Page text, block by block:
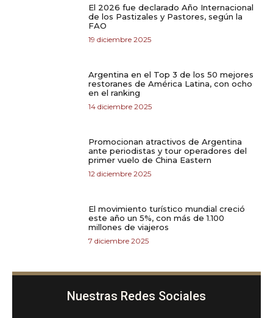
El 2026 fue declarado Año Internacional
de los Pastizales y Pastores, según la
FAO
19 diciembre 2025
Argentina en el Top 3 de los 50 mejores
restoranes de América Latina, con ocho
en el ranking
14 diciembre 2025
Promocionan atractivos de Argentina
ante periodistas y tour operadores del
primer vuelo de China Eastern
12 diciembre 2025
El movimiento turístico mundial creció
este año un 5%, con más de 1.100
millones de viajeros
7 diciembre 2025
Nuestras Redes Sociales